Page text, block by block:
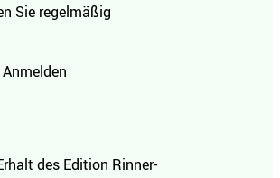
Sie regelmäßig
Anmelden
des Edition Rinner-